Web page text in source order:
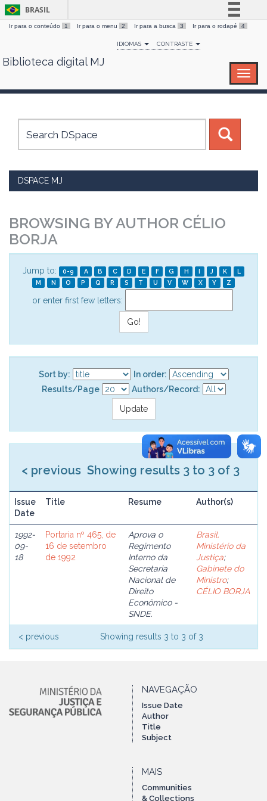
Skip
BRASIL
Simplifique!
Comunica BR
Canais
Ir para o conteúdo 1 Ir para o menu 2 Ir para a busca 3 Ir para o rodapé 4
IDIOMAS CONTRASTE
Biblioteca digital MJ
DSPACE MJ
BROWSING BY AUTHOR CÉLIO
BORJA
Jump to: 0-9 A B C D E F G H I J K
L
M
N O P Q R S T U V W X Y Z
or enter first few letters:
Sort by:
In order:
Results/Page
Authors/Record:
Showing results 3 to 3 of 3
< previous
Issue
Date
Title Resume Author(s)
1992-
09-
18
Portaria nº 465, de
16 de setembro
de 1992
Aprova o
Regimento
Interno da
Secretaria
Nacional de
Direito
Econômico -
SNDE.
Brasil.
Ministério da
Justiça;
Gabinete do
Ministro;
CÉLIO BORJA
Showing results 3 to 3 of 3
< previous
NAVEGAÇÃO
Issue Date
Author
Title
Subject
MAIS
Communities
& Collections